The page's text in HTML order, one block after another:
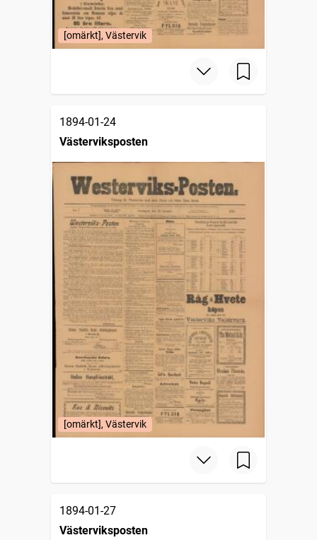
[omärkt], Västervik
1894-01-24
Västerviksposten
[omärkt], Västervik
1894-01-27
Västerviksposten